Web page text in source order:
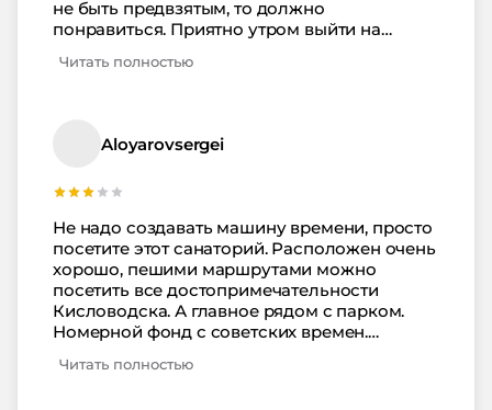
не быть предвзятым, то должно
понравиться. Приятно утром выйти на
пешей прогулки. В номерах, если холодно,
Читать полностью
Aloyarovsergei
Не надо создавать машину времени, просто
посетите этот санаторий. Расположен очень
хорошо, пешими маршрутами можно
посетить все достопримечательности
Кисловодска. А главное рядом с парком.
Номерной фонд с советских времен.
Большинство процедур платны.
Читать полностью